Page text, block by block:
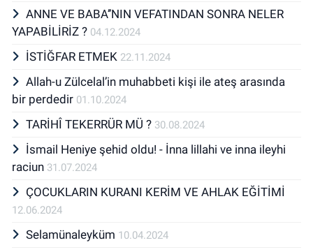
ANNE VE BABA’’NIN VEFATINDAN SONRA NELER
YAPABİLİRİZ ? 04.12.2024
İSTİĞFAR ETMEK 22.11.2024
Allah-u Zülcelal’in muhabbeti kişi ile ateş arasında
bir perdedir 01.10.2024
TARİHÎ TEKERRÜR MÜ ? 30.08.2024
İsmail Heniye şehid oldu! - İnna lillahi ve inna ileyhi
raciun 31.07.2024
ÇOCUKLARIN KURANI KERİM VE AHLAK EĞİTİMİ
12.06.2024
Selamünaleyküm 10.04.2024